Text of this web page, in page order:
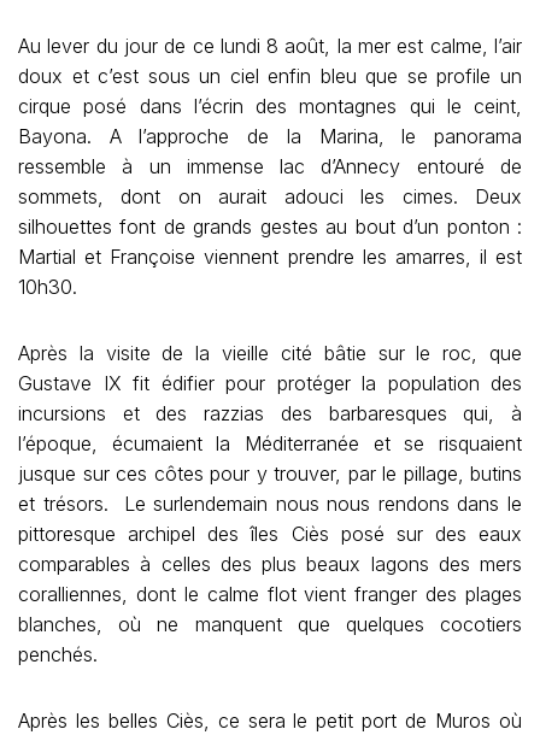
Au lever du jour de ce lundi 8 août, la mer est calme, l’air
doux et c’est sous un ciel enfin bleu que se profile un
cirque posé dans l’écrin des montagnes qui le ceint,
Bayona. A l’approche de la Marina, le panorama
ressemble à un immense lac d’Annecy entouré de
sommets, dont on aurait adouci les cimes. Deux
silhouettes font de grands gestes au bout d’un ponton :
Martial et Françoise viennent prendre les amarres, il est
10h30.
Après la visite de la vieille cité bâtie sur le roc, que
Gustave IX fit édifier pour protéger la population des
incursions et des razzias des barbaresques qui, à
l’époque, écumaient la Méditerranée et se risquaient
jusque sur ces côtes pour y trouver, par le pillage, butins
et trésors. Le surlendemain nous nous rendons dans le
pittoresque archipel des îles Ciès posé sur des eaux
comparables à celles des plus beaux lagons des mers
coralliennes, dont le calme flot vient franger des plages
blanches, où ne manquent que quelques cocotiers
penchés.
Après les belles Ciès, ce sera le petit port de Muros où